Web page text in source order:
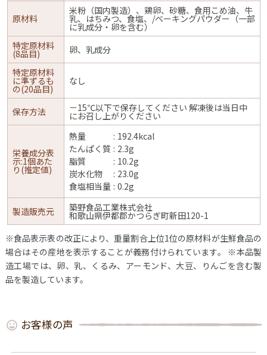
原材料
米粉（国内製造）、鶏卵、砂糖、食用こめ油、牛
乳、はちみつ、食塩、/ベーキングパウダー（一部
に乳成分・卵を含む）
特定原材料
(8品目)
卵、乳成分
特定原材料
に準ずるも
の(20品目)
なし
保存方法 －15℃以下で保存してください 解凍後は当日中
にお召し上がりください
栄養成分表
示:1個あた
り(推定値)
熱量
192.4kcal
たんぱく質
2.3g
脂質
10.2g
炭水化物
23.0g
食塩相当量 0.2g
製造販売元 築野食品工業株式会社
和歌山県伊都郡かつらぎ町新田120-1
※食品表示表の改正により、重量割合上位1位の原材料が生鮮食品の
場合はその産地を表示することが義務付けられています。 ※本品製
造工場では、卵、乳、くるみ、アーモンド、大豆、りんごを含む製
品を製造しています。
お客様の声